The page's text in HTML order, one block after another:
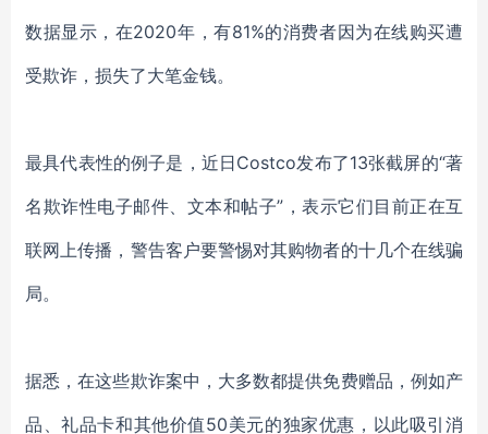
数据显示，在2020年，有81%的消费者因为在线购买遭
受欺诈，损失了大笔金钱。
最具代表性的例子是，近日Costco发布了13张截屏的“著
名欺诈性电子邮件、文本和帖子”，表示它们目前正在互
联网上传播，警告客户要警惕对其购物者的十几个在线骗
局。
据悉，在这些欺诈案中，大多数都提供免费赠品，例如产
品、礼品卡和其他价值50美元的独家优惠，以此吸引消